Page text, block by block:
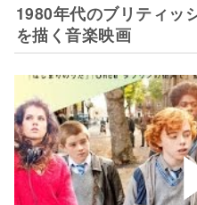
1980年代のブリティッ
を描く音楽映画